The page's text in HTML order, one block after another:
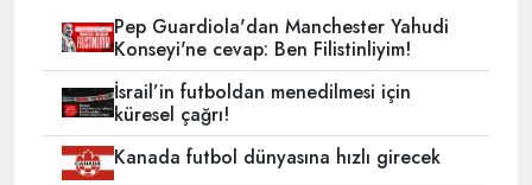
Pep Guardiola'dan Manchester Yahudi
Konseyi'ne cevap: Ben Filistinliyim!
İsrail’in futboldan menedilmesi için
küresel çağrı!
Kanada futbol dünyasına hızlı girecek